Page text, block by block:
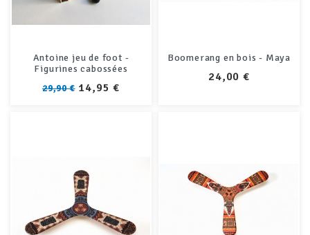
Antoine jeu de foot -
Figurines cabossées
PRIX
29,90 € PRIX
14,95 €
Boomerang en bois - Maya
PRIX
24,00 €